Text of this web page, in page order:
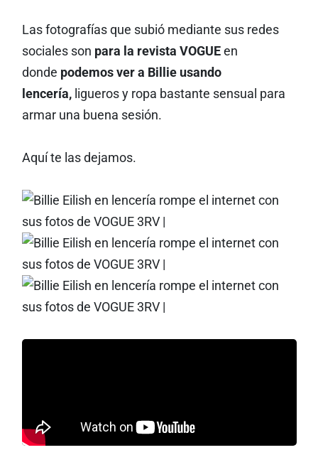
Las fotografías que subió mediante sus redes
sociales son para la revista VOGUE en
donde podemos ver a Billie usando
lencería,ligueros y ropa bastante sensual para
armar una buena sesión.
Aquí te las dejamos.